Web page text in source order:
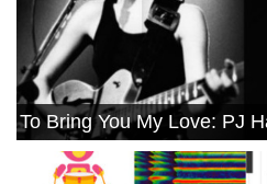
To Bring You My Love: PJ